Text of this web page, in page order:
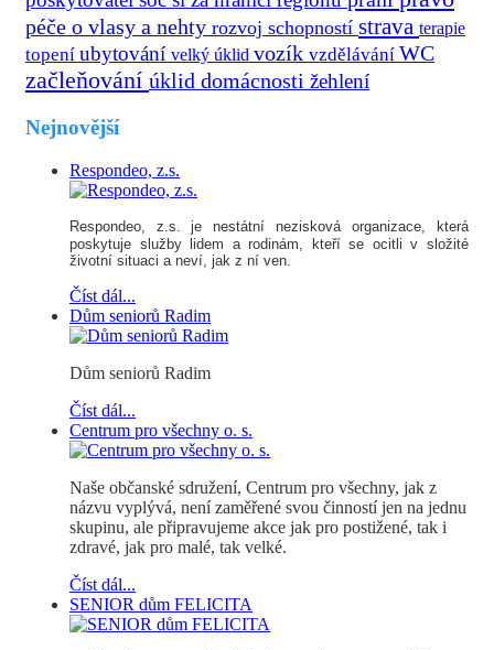
péče o vlasy a nehty rozvoj schopností strava terapie
topení ubytování velký úklid vozík vzdělávání WC
začleňování úklid domácnosti žehlení
Nejnovější
Respondeo, z.s.
Respondeo, z.s.
je nestátní nezisková organizace, která
poskytuje služby lidem a rodinám, kteří se ocitli v složité
životní situaci a neví, jak z ní ven.
Číst dál...
Dům seniorů Radim
Dům seniorů Radim
Číst dál...
Centrum pro všechny o. s.
Naše občanské sdružení, Centrum pro všechny, jak z
názvu vyplývá, není zaměřené svou činností jen na jednu
skupinu, ale připravujeme akce jak pro postižené, tak i
zdravé, jak pro malé, tak velké.
Číst dál...
SENIOR dům FELICITA